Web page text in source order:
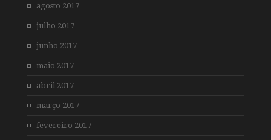
agosto 2017
julho 2017
junho 2017
maio 2017
abril 2017
março 2017
fevereiro 2017